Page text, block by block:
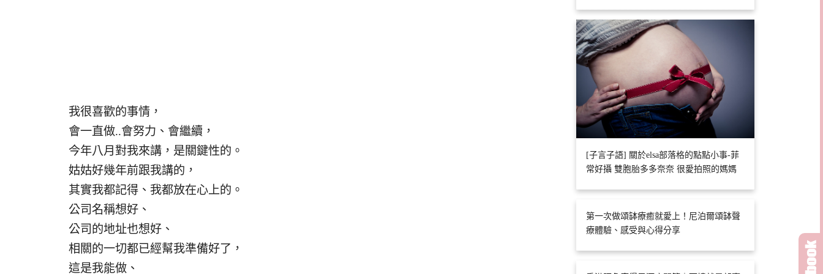
我很喜歡的事情，
會一直做..會努力、會繼續，
今年八月對我來講，是關鍵性的。
姑姑好幾年前跟我講的，
其實我都記得、我都放在心上的。
公司名稱想好、
公司的地址也想好、
相關的一切都已經幫我準備好了，
這是我能做、
[子言子語] 關於elsa部落格的點點小事-菲
常好攝 雙胞胎多多奈奈 很愛拍照的媽媽
第一次做頌缽療癒就愛上！尼泊爾頌缽聲
療體驗、感受與心得分享